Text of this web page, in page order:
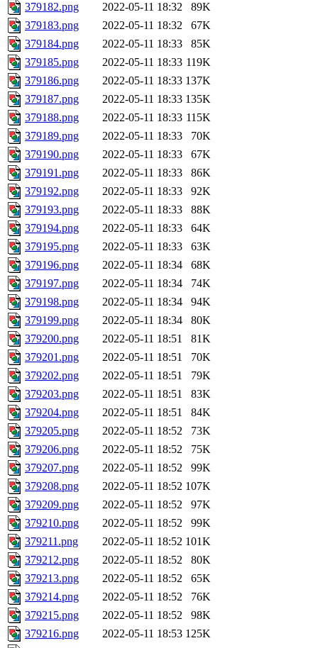
379182.png
2022-05-11 18:32
89K
379183.png
2022-05-11 18:32
67K
379184.png
2022-05-11 18:33
85K
379185.png
2022-05-11 18:33 119K
379186.png
2022-05-11 18:33 137K
379187.png
2022-05-11 18:33 135K
379188.png
2022-05-11 18:33 115K
379189.png
2022-05-11 18:33
70K
379190.png
2022-05-11 18:33
67K
379191.png
2022-05-11 18:33
86K
379192.png
2022-05-11 18:33
92K
379193.png
2022-05-11 18:33
88K
379194.png
2022-05-11 18:33
64K
379195.png
2022-05-11 18:33
63K
379196.png
2022-05-11 18:34
68K
379197.png
2022-05-11 18:34
74K
379198.png
2022-05-11 18:34
94K
379199.png
2022-05-11 18:34
80K
379200.png
2022-05-11 18:51
81K
379201.png
2022-05-11 18:51
70K
379202.png
2022-05-11 18:51
79K
379203.png
2022-05-11 18:51
83K
379204.png
2022-05-11 18:51
84K
379205.png
2022-05-11 18:52
73K
379206.png
2022-05-11 18:52
75K
379207.png
2022-05-11 18:52
99K
379208.png
2022-05-11 18:52 107K
379209.png
2022-05-11 18:52
97K
379210.png
2022-05-11 18:52
99K
379211.png
2022-05-11 18:52 101K
379212.png
2022-05-11 18:52
80K
379213.png
2022-05-11 18:52
65K
379214.png
2022-05-11 18:52
76K
379215.png
2022-05-11 18:52
98K
379216.png
2022-05-11 18:53 125K